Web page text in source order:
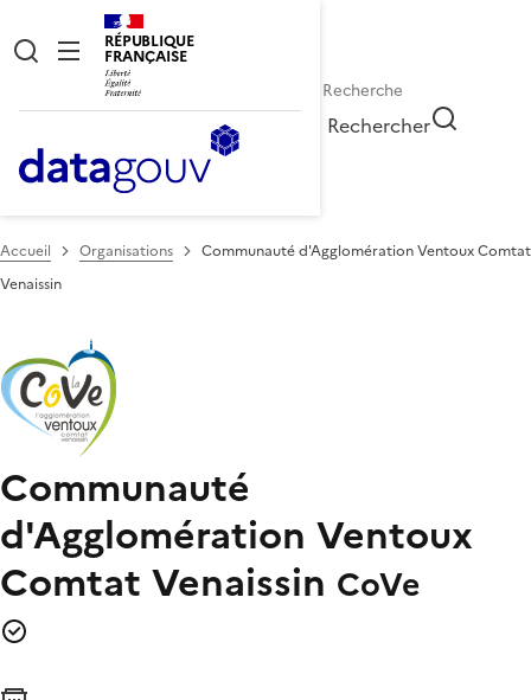
RÉPUBLIQUE
FRANÇAISE
Rechercher
Accueil Organisations
Communauté d'Agglomération Ventoux Comtat
Venaissin
Communauté
d'Agglomération Ventoux
Comtat Venaissin CoVe